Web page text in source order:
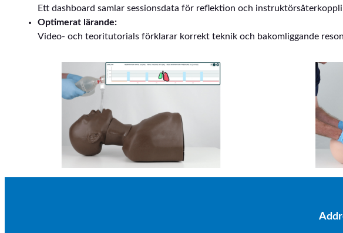
Ett dashboard samlar sessionsdata för reflektion och
Optimerat lärande:
Video- och teoritutorials förklarar korrekt teknik och bakomliggande